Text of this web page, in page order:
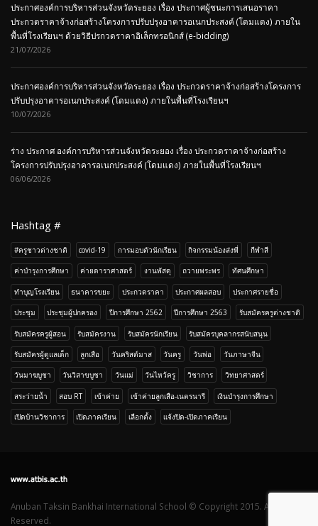
ประกาศองค์การบริหารส่วนจังหวัดระยอง เรื่อง ประกาศผู้ชนะการเสนอราคา
ประกวดราคาจ้างก่อสร้างโครงการปรับปรุงอาคารอเนกประสงค์ (โดมแดง) ภายใน
พื้นที่โรงเรียนฯ ด้วยวิธีปรกวดราคาอิเล็กทรอนิกส์ (e-bidding)
21/07/2026
ประกาศองค์การบริหารส่วนจังหวัดระยอง เรื่อง ประกวดราคาจ้างก่อสร้างโครงการ
ปรับปรุงอาคารอเนกประสงค์ (โดมแดง) ภายในพื้นที่โรงเรียนฯ
10/07/2026
ร่าง ประกาศ องค์การบริหารส่วนจังหวัดระยอง เรื่อง ประกวดราคาจ้างก่อสร้าง
โครงการปรับปรุงอาคารอเนกประสงค์ (โดมแดง) ภายในพื้นที่โรงเรียนฯ
06/06/2026
Hashtag #
#ครูชาวต่างชาติ covid-19 การมอบตัวนักเรียน กิจกรรมน้องส่งพี่ กีฬาสี
ค่าบำรุงการศึกษา ค่ายดาราศาสตร์ งานพัสดุ ถวายพระพร ทัศนศึกษา
ทำบุญโรงเรียน ธนาคารขยะ ประกวดราคา ประกาศผลสอบ ประกาศรายชื่อ
ประชุม ประชุมผู้ปกครอง ปีการศึกษา 2562 ปีการศึกษา 2563 รับสมัครครูต่างชาติ
รับสมัครครูผู้สอน รับสมัครงาน รับสมัครนักเรียน รับสมัครบุคลากรสนับสนุน
รับสมัครผู้ดูแลเด็ก ลูกเสือ วันคริสต์มาส วันครู วันพ่อ วันภาษาจีน
วันมาฆบูชา วันวิสาขบูชา วันแม่ วันไหว้ครู วิชาการ วิทยาศาสตร์
สระว่ายน้ำ สอบ RT เข้าค่าย เข้าค่ายลูกเสือ-เนตรนารี เงินบำรุงการศึกษา
เปิดบ้านวิชาการ เปิดภาคเรียน เลือกตั้ง เเจ้งปิด-เปิดภาคเรียน
Anuban Taksin Bankhai International School © Copyright 2015. All Rights
Reserved.